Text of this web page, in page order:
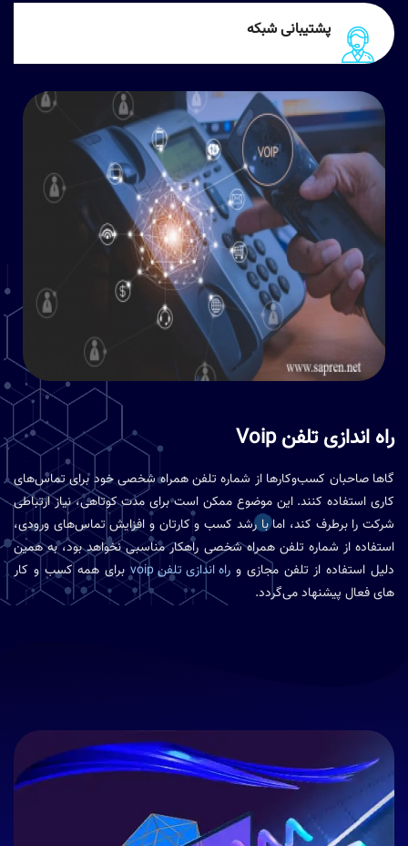
پشتیبانی شبکه
راه اندازی تلفن Voip
گاها صاحبان کسب‌وکارها از شماره تلفن‌ همراه شخصی خود برای تماس‌های
کاری استفاده کنند. این موضوع ممکن است برای مدت کوتاهی، نیاز ارتباطی
شرکت را برطرف کند، اما با رشد کسب و کارتان و افزایش تماس‌های ورودی،
استفاده از شماره تلفن‌ همراه شخصی راهکار مناسبی نخواهد بود، به همین
دلیل استفاده از تلفن مجازی و راه اندازی تلفن voip
برای همه کسب‌ و کار
های فعال پیشنهاد می‌گردد.